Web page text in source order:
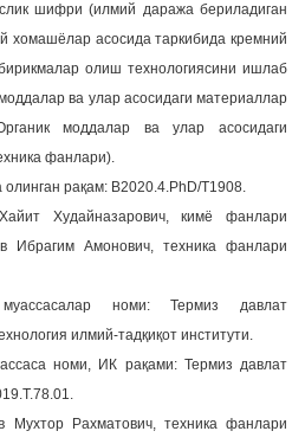
шифри (илмий даража бериладиган
хомашёлар асосида таркибида кремний
олиш технологиясини ишлаб
ва улар асосидаги материаллар
моддалар ва улар асосидаги
фанлари).
олинган рақам: B2020.4.PhD/T1908.
Худайназарович, кимё фанлари
Ибрагим Амонович, техника фанлари
номи: Термиз давлат
илмий-тадқиқот институти.
номи, ИК рақами: Термиз давлат
Мухтор Рахматович, техника фанлари